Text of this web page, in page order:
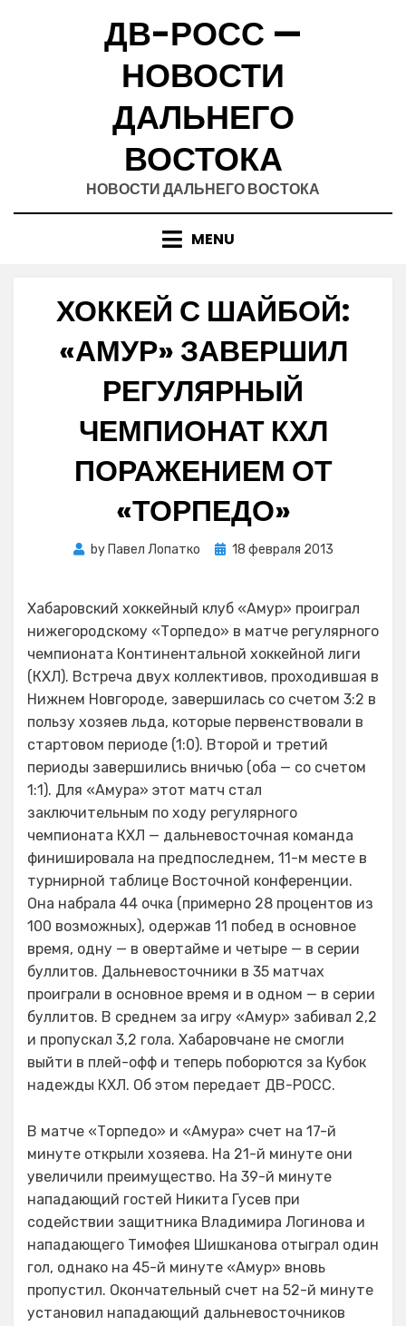
ДВ-РОСС —
НОВОСТИ
ДАЛЬНЕГО
ВОСТОКА
НОВОСТИ ДАЛЬНЕГО ВОСТОКА
MENU
ХОККЕЙ С ШАЙБОЙ:
«АМУР» ЗАВЕРШИЛ
РЕГУЛЯРНЫЙ
ЧЕМПИОНАТ КХЛ
ПОРАЖЕНИЕМ ОТ
«ТОРПЕДО»
by Павел Лопатко
Posted
18 февраля 2013
Хабаровский хоккейный клуб «Амур» проиграл
нижегородскому «Торпедо» в матче регулярного
чемпионата Континентальной хоккейной лиги
(КХЛ). Встреча двух коллективов, проходившая в
Нижнем Новгороде, завершилась со счетом 3:2 в
пользу хозяев льда, которые первенствовали в
стартовом периоде (1:0). Второй и третий
периоды завершились вничью (оба — со счетом
1:1). Для «Амура» этот матч стал
заключительным по ходу регулярного
чемпионата КХЛ — дальневосточная команда
финишировала на предпоследнем, 11-м месте в
турнирной таблице Восточной конференции.
Она набрала 44 очка (примерно 28 процентов из
100 возможных), одержав 11 побед в основное
время, одну — в овертайме и четыре — в серии
буллитов. Дальневосточники в 35 матчах
проиграли в основное время и в одном — в серии
буллитов. В среднем за игру «Амур» забивал 2,2
и пропускал 3,2 гола. Хабаровчане не смогли
выйти в плей-офф и теперь поборются за Кубок
надежды КХЛ. Об этом передает ДВ-РОСС.
В матче «Торпедо» и «Амура» счет на 17-й
минуте открыли хозяева. На 21-й минуте они
увеличили преимущество. На 39-й минуте
нападающий гостей Никита Гусев при
содействии защитника Владимира Логинова и
нападающего Тимофея Шишканова отыграл один
гол, однако на 45-й минуте «Амур» вновь
пропустил. Окончательный счет на 52-й минуте
установил нападающий дальневосточников